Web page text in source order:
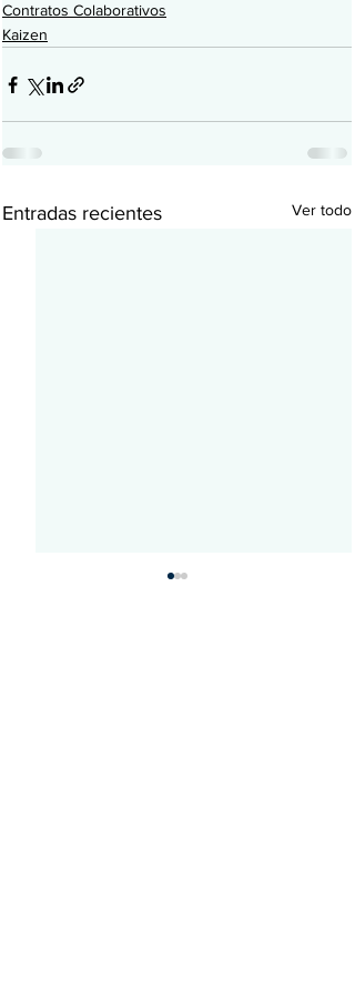
Contratos Colaborativos
Kaizen
Entradas recientes Ver todo